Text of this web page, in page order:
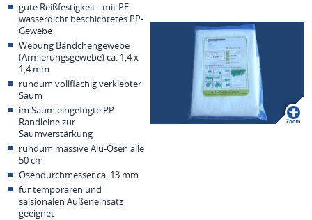
gute Reißfestigkeit - mit PE
wasserdicht beschichtetes PP-
Gewebe
Webung Bändchengewebe
(Armierungsgewebe) ca. 1,4 x
1,4 mm
rundum vollflächig verklebter
Saum
im Saum eingefügte PP-
Randleine zur
Saumverstärkung
rundum massive Alu-Ösen alle
50 cm
Ösendurchmesser ca. 13 mm
für temporären und
saisionalen Außeneinsatz
geeignet